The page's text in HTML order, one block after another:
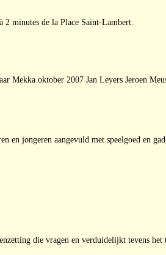
minutes de la Place Saint-Lambert.
oktober 2007 Jan Leyers Jeroen
jongeren aangevuld met speelgoed en
die vragen en verduidelijkt tevens